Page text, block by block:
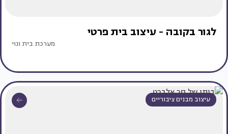
לגור בקובה - עיצוב בית פרטי
מערכת בית ונוי
עיצוב מבנים ציבוריים